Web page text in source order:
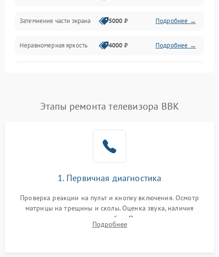
Механические повреждения
Программное обеспечение
Сеть и подключения
Затемнение части экрана 5000 ₽ Подробнее →
Неравномерная яркость 4000 ₽ Подробнее →
Этапы ремонта телевизора BBK
1. Первичная диагностика
Проверка реакции на пульт и кнопку включения. Осмотр
матрицы на трещины и сколы. Оценка звука, наличия
подсветки и индикаторов ошибок. Подключение тестовых
источников сигнала для выявления симптомов поломки.
Подробнее